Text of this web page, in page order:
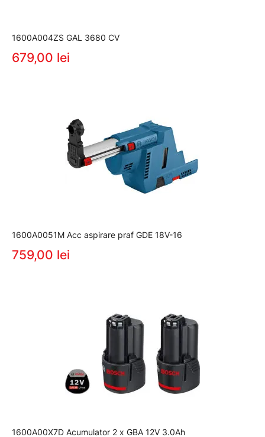
1600A004ZS GAL 3680 CV
679,00 lei
1600A0051M Acc aspirare praf GDE 18V-16
759,00 lei
1600A00X7D Acumulator 2 x GBA 12V 3.0Ah